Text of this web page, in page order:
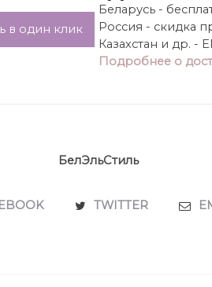
в один клик
Беларусь -
Россия - скидка
Казахстан и др. -
Подробнее о
БелЭльСтиль
TWITTER